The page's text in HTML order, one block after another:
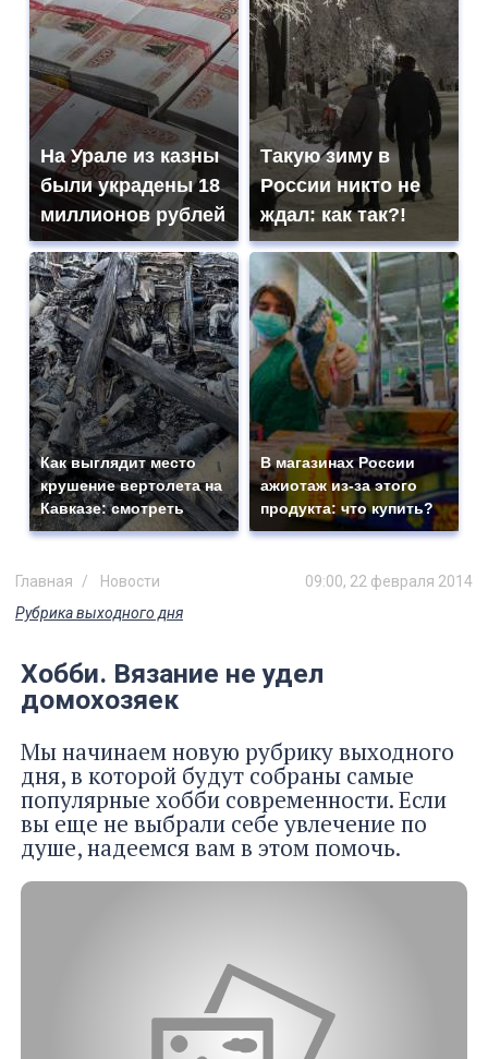
На Урале из казны
были украдены 18
миллионов рублей
Такую зиму в
России никто не
ждал: как так?!
Как выглядит место
крушение вертолета на
Кавказе: смотреть
В магазинах России
ажиотаж из-за этого
продукта: что купить?
Главная Новости
09:00, 22 февраля 2014
Рубрика выходного дня
Хобби. Вязание не удел
домохозяек
Мы начинаем новую рубрику выходного
дня, в которой будут собраны самые
популярные хобби современности. Если
вы еще не выбрали себе увлечение по
душе, надеемся вам в этом помочь.